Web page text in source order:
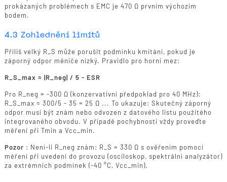
prokázaných problémech s EMC je 470 Ω prvním výchozím
bodem.
4.3 Zohlednění limitů
Příliš velký R_S může porušit podmínku kmitání, pokud je
záporný odpor měniče nízký. Pravidlo pro horní mez:
R_S_max ≈ |R_neg| / 5 - ESR
Pro R_neg = -300 Ω (konzervativní předpoklad pro 40 MHz):
R_S_max ≈ 300/5 - 35 = 25 Ω ... To ukazuje: Skutečný záporný
odpor musí být znám nebo odvozen z datového listu použitého
integrovaného obvodu. V případě pochybností vždy proveďte
měření při Tmin a Vcc_min.
Pozor : Není-li R_neg znám: R_S = 330 Ω s ověřením pomocí
měření při uvedení do provozu (osciloskop, spektrální analyzátor)
za extrémních podmínek (-40 °C, Vcc_min).